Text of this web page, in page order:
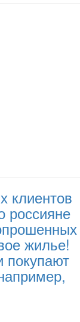
клиентов
россияне
жилье!
покупают